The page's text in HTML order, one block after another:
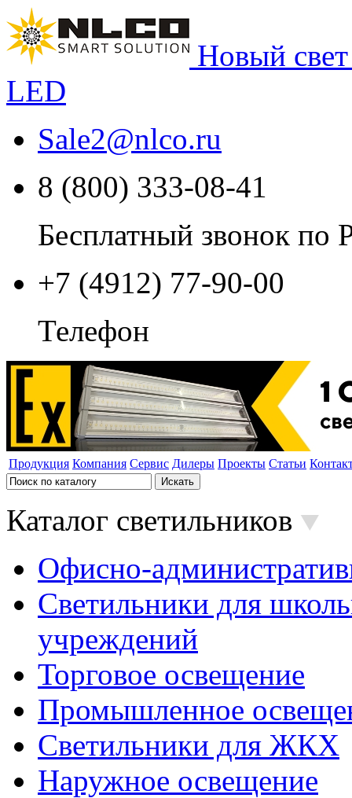
Новый
LED
Sale2@nlco.ru
8 (800) 333-08-41
Бесплатный звонок по
+7 (4912) 77-90-00
Телефон
Продукция Компания Сервис Дилеры Проекты Статьи
Каталог светильников
Офисно-
Светильники для
учреждений
Торговое освещение
Промышленное
Светильники для ЖКХ
Наружное освещение